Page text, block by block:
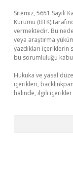
Sitemiz, 5651 Sayılı
Kurumu (BTK)
vermektedir. Bu
veya araştırma
yazdıkları
bu sorumluluğu
Hukuka ve yasal
içerikleri,
halinde, ilgili içerikler